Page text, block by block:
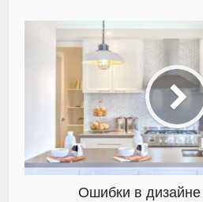
Ошибки в дизайне